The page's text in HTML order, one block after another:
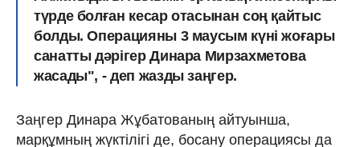
түрде болған кесар отасынан соң қайтыс
болды. Операцияны 3 маусым күні жоғары
санатты дәрігер Динара Мирзахметова
жасады", - деп жазды заңгер.
Заңгер Динара Жұбатованың айтуынша,
марқұмның жүктілігі де, босану операциясы да